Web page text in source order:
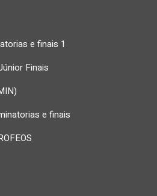
e finais 1
Finais
e finais